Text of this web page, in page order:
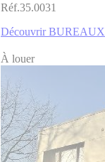
Réf.35.0031
Découvrir BUREAUX
À louer